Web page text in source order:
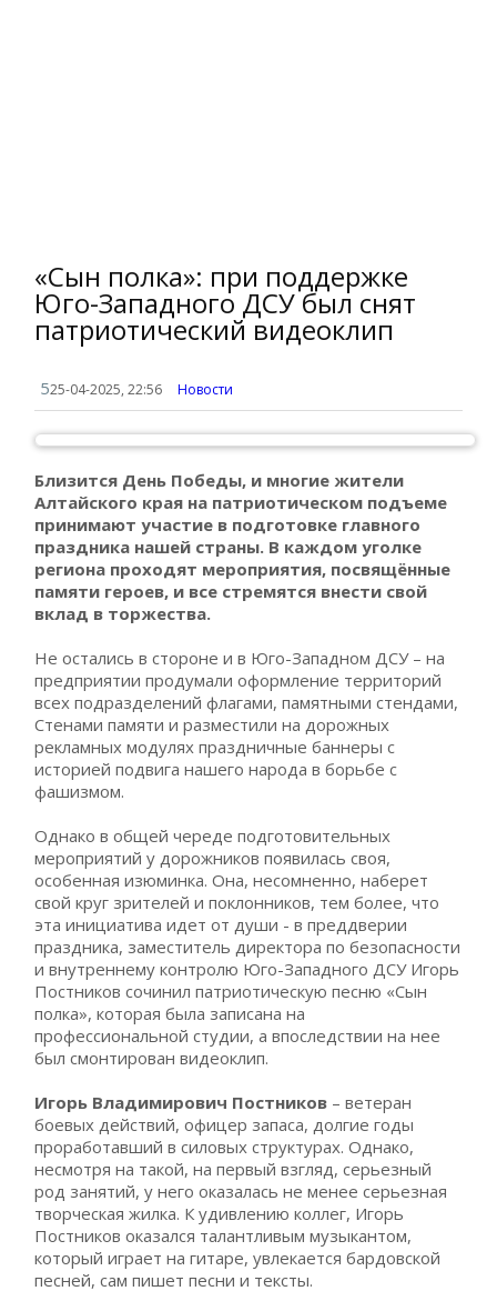
«Сын полка»: при поддержке
Юго-Западного ДСУ был снят
патриотический видеоклип
25-04-2025, 22:56 Новости
5
Близится День Победы, и многие жители
Алтайского края на патриотическом подъеме
принимают участие в подготовке главного
праздника нашей страны. В каждом уголке
региона проходят мероприятия, посвящённые
памяти героев, и все стремятся внести свой
вклад в торжества.
Не остались в стороне и в Юго-Западном ДСУ – на
предприятии продумали оформление территорий
всех подразделений флагами, памятными стендами,
Стенами памяти и разместили на дорожных
рекламных модулях праздничные баннеры с
историей подвига нашего народа в борьбе с
фашизмом.
Однако в общей череде подготовительных
мероприятий у дорожников появилась своя,
особенная изюминка. Она, несомненно, наберет
свой круг зрителей и поклонников, тем более, что
эта инициатива идет от души - в преддверии
праздника, заместитель директора по безопасности
и внутреннему контролю Юго-Западного ДСУ Игорь
Постников сочинил патриотическую песню «Сын
полка», которая была записана на
профессиональной студии, а впоследствии на нее
был смонтирован видеоклип.
Игорь Владимирович Постников – ветеран
боевых действий, офицер запаса, долгие годы
проработавший в силовых структурах. Однако,
несмотря на такой, на первый взгляд, серьезный
род занятий, у него оказалась не менее серьезная
творческая жилка. К удивлению коллег, Игорь
Постников оказался талантливым музыкантом,
который играет на гитаре, увлекается бардовской
песней, сам пишет песни и тексты.